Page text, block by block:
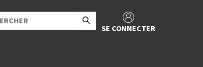
SE CONNECTER